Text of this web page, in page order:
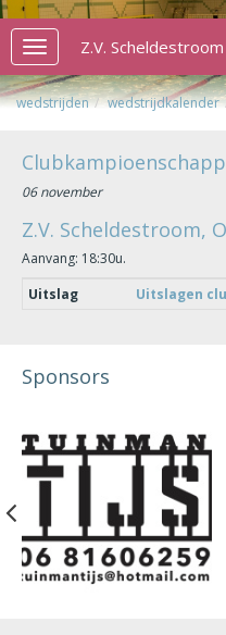
Toggle
navigation
Z.V. Scheldestroom
wedstrijden wedstrijdkalender
06 november
Z.V. Scheldestroom,
Aanvang: 18:30u.
Uitslag
Uitslagen
Sponsors
Previous